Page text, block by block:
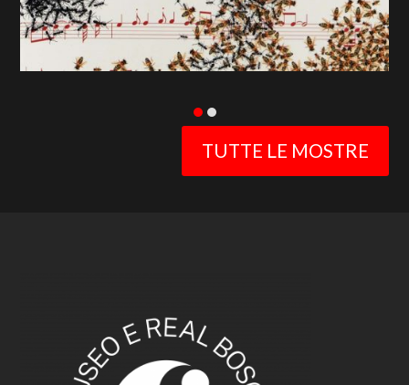
TUTTE LE MOSTRE